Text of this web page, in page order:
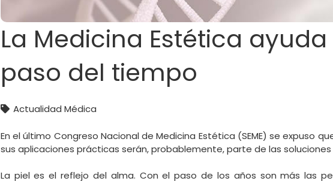
La Medicina Estética
paso del tiempo
Actualidad Médica
En el último Congreso Nacional de Medicina Estética (SEME) se expuso
sus aplicaciones prácticas serán, probablemente, parte de las
La piel es el reflejo del alma. Con el paso de los años son más las